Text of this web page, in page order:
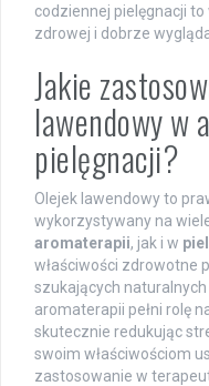
codziennej pielęgnacji
zdrowej i dobrze
Jakie
lawendowy w
pielęgnacji?
Olejek lawendowy to
wykorzystywany na
aromaterapii, jak i w
właściwości zdrowotne
szukających
aromaterapii pełni rolę
skutecznie redukując
swoim właściwościom
zastosowanie w